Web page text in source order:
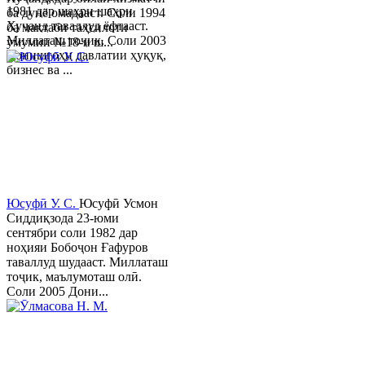
1981 дар шаҳри шаҳри
Хуҷанд таваллуд ёфтааст.
Миллаташ тоҷик. Соли 2003
Донишгоҳи давлатии ҳуқуқ,
бизнес ва ...
ба дунё омадааст. Соли 1994
ба мактаби таҳсилоти
умумии №18-и ш...
Юсуфӣ У. C. Юсуфӣ Усмон
Сиддиқзода 23-юми
сентябри соли 1982 дар
ноҳияи Бобоҷон Ғафуров
таваллуд шудааст. Миллаташ
тоҷик, маълумоташ олӣ.
Соли 2005 Дони...